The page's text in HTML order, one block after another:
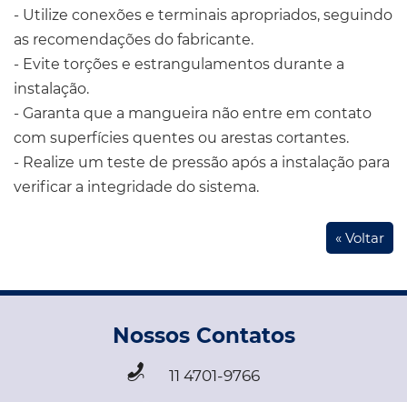
- Utilize conexões e terminais apropriados, seguindo
as recomendações do fabricante.
- Evite torções e estrangulamentos durante a
instalação.
- Garanta que a mangueira não entre em contato
com superfícies quentes ou arestas cortantes.
- Realize um teste de pressão após a instalação para
verificar a integridade do sistema.
« Voltar
Nossos Contatos
11 4701-9766